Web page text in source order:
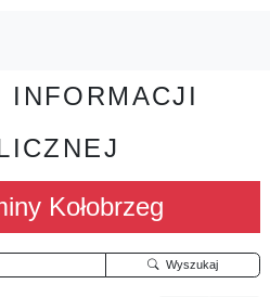
INFORMACJI
Kołobrzeg
Wyszukaj